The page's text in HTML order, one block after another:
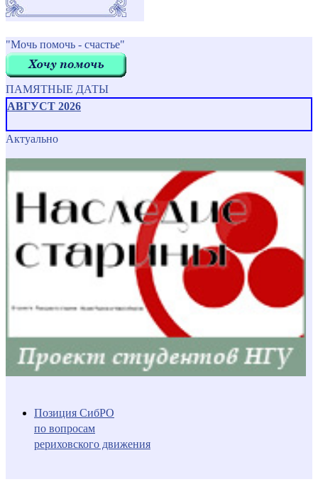
"Мочь помочь - счастье"
ПАМЯТНЫЕ ДАТЫ
АВГУСТ 2026
Актуально
Позиция СибРО
по вопросам
рериховского движения